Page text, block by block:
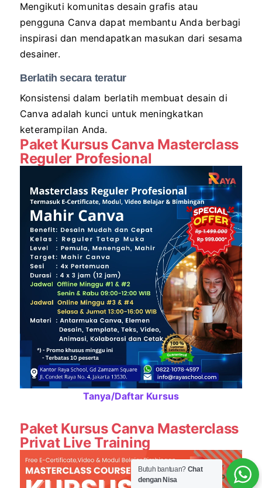
Mengikuti komunitas desain grafis atau
pengguna Canva dapat membantu Anda berbagi
inspirasi dan mendapatkan masukan dari sesama
desainer.
Berlatih secara teratur
Konsistensi dalam berlatih membuat desain di
Canva adalah kunci untuk meningkatkan
keterampilan Anda.
Paket Kursus Canva Masterclass
Reguler Profesional
Tanya/Daftar Kursus
Paket Kursus Canva Masterclass
Privat Live Training
Butuh bantuan? Chat
dengan Nisa